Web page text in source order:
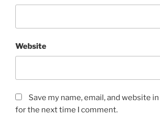
Website
Save my name, email, and website
for the next time I comment.